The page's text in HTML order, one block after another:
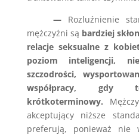
— Rozluźnienie
mężczyźni są bardziej
relacje seksualne z
poziom inteligencji,
szczodrości,
współpracy,
krótkoterminowy.
akceptujący niższe
preferują, ponieważ